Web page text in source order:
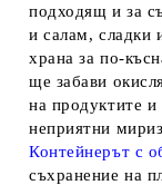
подходящ и за
и салам, сладки
храна за по-
ще забави
на продуктите и
неприятни
Контейнерът с
съхранение на